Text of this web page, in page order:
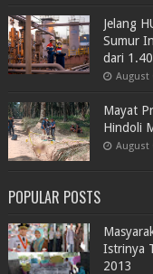
Jelang
Sumur
dari
August
Mayat
Hindoli
August
POPULAR POSTS
Istrinya
2013